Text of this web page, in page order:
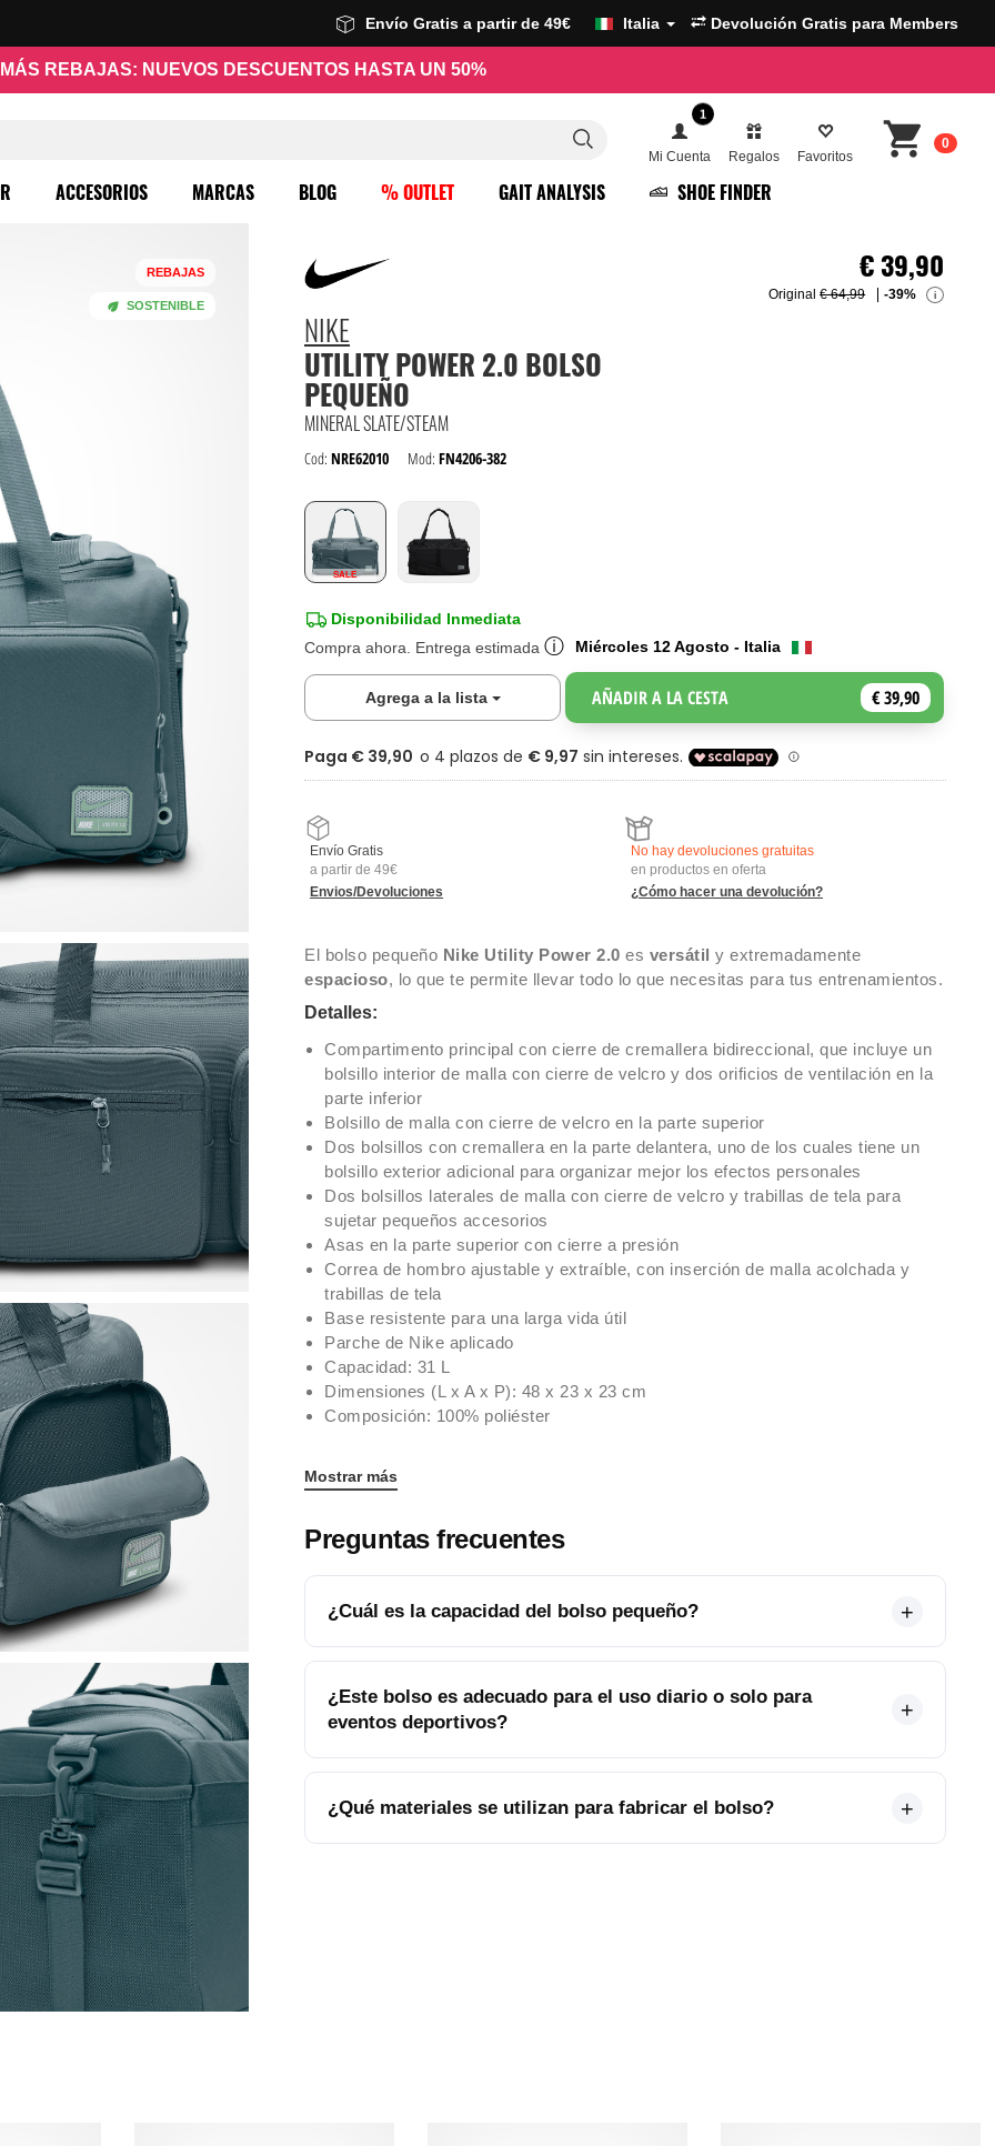
Envío Gratis a partir de 49€ Italia Devolución Gratis para Members
MÁS REBAJAS: NUEVOS DESCUENTOS HASTA UN 50%
1
Mi Cuenta Regalos Favoritos
0
ACCESORIOS MARCAS BLOG % OUTLET GAIT ANALYSIS SHOE FINDER
NIKE
UTILITY POWER 2.0 BOLSO
PEQUEÑO
MINERAL SLATE/STEAM
Cod: NRE62010 Mod: FN4206-382
€39,90
Original€ 64,99 -39% i
SALE
Disponibilidad Inmediata
Compra ahora. Entrega estimada ⓘ Miércoles 12 Agosto - Italia
Agrega a la lista Toggle DropdownAÑADIR A LA CESTA € 39,90
Paga € 39,90
Envío Gratis
a partir de 49€
Envios/Devoluciones
No hay devoluciones gratuitas
en productos en oferta
¿Cómo hacer una devolución?
El bolso pequeño Nike Utility Power 2.0 es versátil y extremadamente
espacioso, lo que te permite llevar todo lo que necesitas para tus entrenamientos.
Detalles:
Compartimento principal con cierre de cremallera bidireccional, que incluye un
bolsillo interior de malla con cierre de velcro y dos orificios de ventilación en la
parte inferior
Bolsillo de malla con cierre de velcro en la parte superior
Dos bolsillos con cremallera en la parte delantera, uno de los cuales tiene un
bolsillo exterior adicional para organizar mejor los efectos personales
Dos bolsillos laterales de malla con cierre de velcro y trabillas de tela para
sujetar pequeños accesorios
Asas en la parte superior con cierre a presión
Correa de hombro ajustable y extraíble, con inserción de malla acolchada y
trabillas de tela
Base resistente para una larga vida útil
Parche de Nike aplicado
Capacidad: 31 L
Dimensiones (L x A x P): 48 x 23 x 23 cm
Composición: 100% poliéster
Mostrar más
Preguntas frecuentes
¿Cuál es la capacidad del bolso pequeño?
¿Este bolso es adecuado para el uso diario o solo para
eventos deportivos?
¿Qué materiales se utilizan para fabricar el bolso?
REBAJAS
SOSTENIBLE